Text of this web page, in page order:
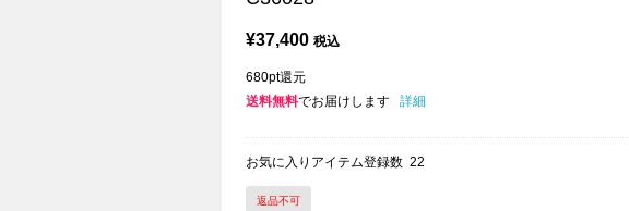
¥37,400 税込
680pt還元
送料無料でお届けします 詳細
お気に入りアイテム登録数 22
返品不可